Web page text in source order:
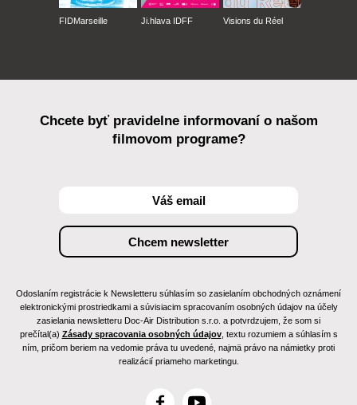
FIDMarseille Ji.hlava IDFF Visions du Réel
Chcete byť pravidelne informovaní o našom
filmovom programe?
Odoslaním registrácie k Newsletteru súhlasím so zasielaním obchodných oznámení
elektronickými prostriedkami a súvisiacim spracovaním osobných údajov na účely
zasielania newsletteru Doc-Air Distribution s.r.o. a potvrdzujem, že som si
prečítal(a) Zásady spracovania osobných údajov, textu rozumiem a súhlasím s
ním, pričom beriem na vedomie práva tu uvedené, najmä právo na námietky proti
realizácií priameho marketingu.